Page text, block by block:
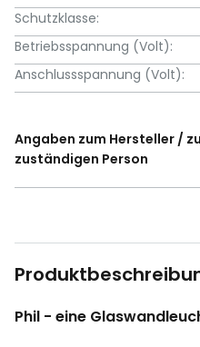
Schutzklasse:
Betriebsspannung (Volt):
Anschlussspannung (Volt):
Angaben zum Hersteller /
zuständigen Person
Phil - eine